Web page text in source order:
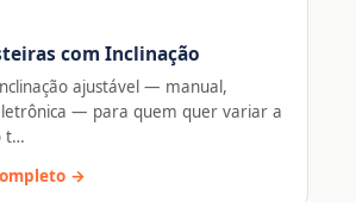
com Inclinação
ajustável — manual,
— para quem quer variar a
t…
→